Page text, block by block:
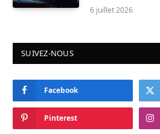
6 juillet 2026
SUIVEZ-NOUS
Facebook
Pinterest